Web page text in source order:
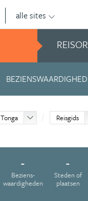
alle sites
Tonga Reisgids
-
Beziens­
waardigheden
-
Steden of
plaatsen